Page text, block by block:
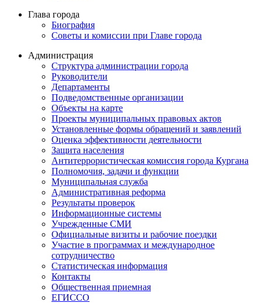
Глава города
Биография
Советы и комиссии при Главе города
Администрация
Структура администрации города
Руководители
Департаменты
Подведомственные организации
Объекты на карте
Проекты муниципальных правовых актов
Установленные формы обращений и заявлений
Оценка эффективности деятельности
Защита населения
Антитеррористическая комиссия города Кургана
Полномочия, задачи и функции
Муниципальная служба
Административная реформа
Результаты проверок
Информационные системы
Учрежденные СМИ
Официальные визиты и рабочие поездки
Участие в программах и международное
сотрудничество
Статистическая информация
Контакты
Общественная приемная
ЕГИССО